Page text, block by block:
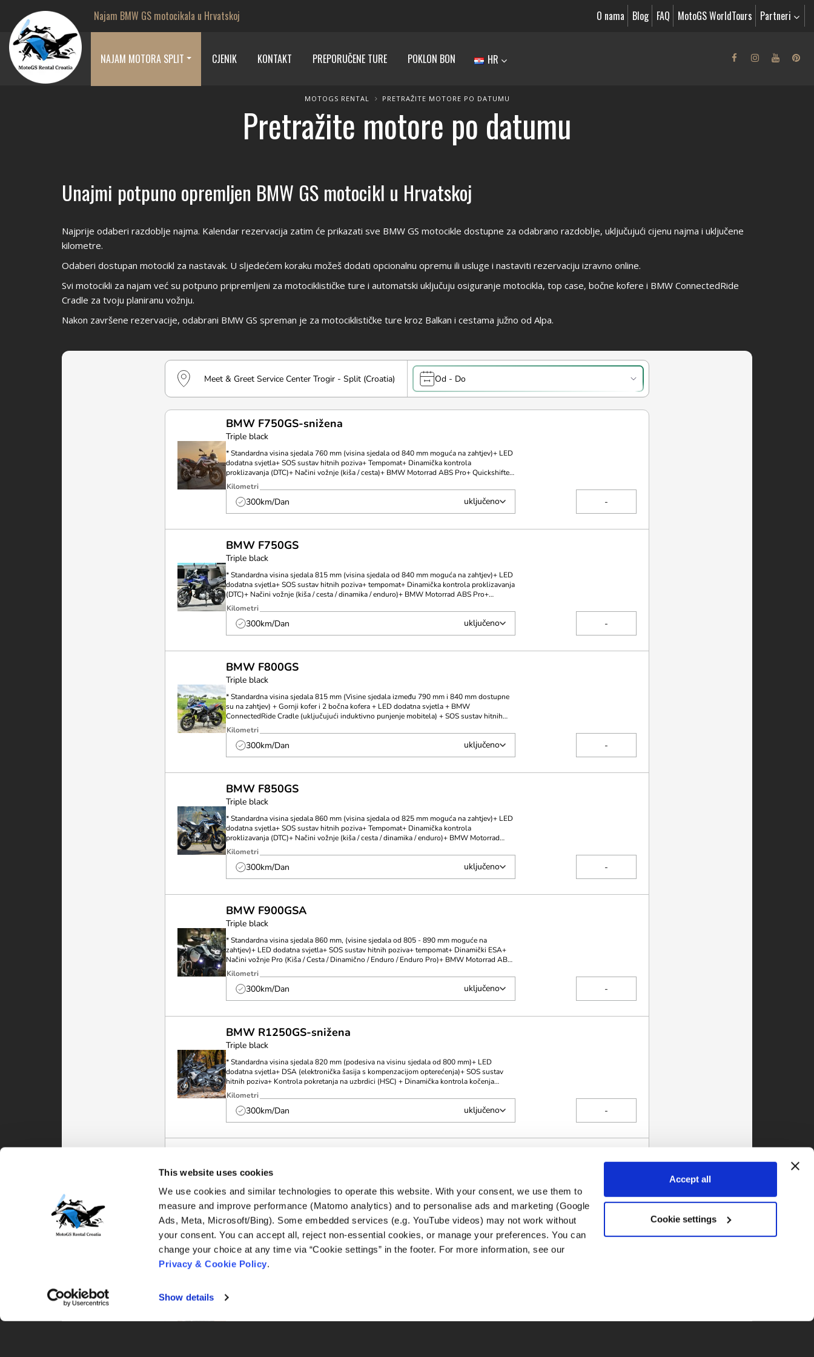
This website uses cookies
We use cookies and similar technologies to operate this website. With your consent, we use them to
measure and improve performance (Matomo analytics) and to personalise ads and marketing (Google
Ads, Meta, Microsoft/Bing). Some embedded services (e.g. YouTube videos) may not work without
your consent. You can accept all, reject non-essential cookies, or manage your preferences. You can
Privacy & Cookie Policy.
Show details
Accept all
Cookie settings
Najam BMW GS motocikala u Hrvatskoj O nama Blog FAQ MotoGS WorldTours Partneri
NAJAM MOTORA SPLIT CJENIK KONTAKT PREPORUČENE TURE POKLON BON HR
MOTOGS RENTAL PRETRAŽITE MOTORE PO DATUMU
Pretražite motore po datumu
Unajmi potpuno opremljen BMW GS motocikl u Hrvatskoj
Najprije odaberi razdoblje najma. Kalendar rezervacija zatim će prikazati sve BMW GS motocikle dostupne za odabrano razdoblje, uključujući cijenu najma i uključene
kilometre.
Odaberi dostupan motocikl za nastavak. U sljedećem koraku možeš dodati opcionalnu opremu ili usluge i nastaviti rezervaciju izravno online.
Svi motocikli za najam već su potpuno pripremljeni za motociklističke ture i automatski uključuju osiguranje motocikla, top case, bočne kofere i BMW ConnectedRide
Cradle za tvoju planiranu vožnju.
Nakon završene rezervacije, odabrani BMW GS spreman je za motociklističke ture kroz Balkan i cestama južno od Alpa.